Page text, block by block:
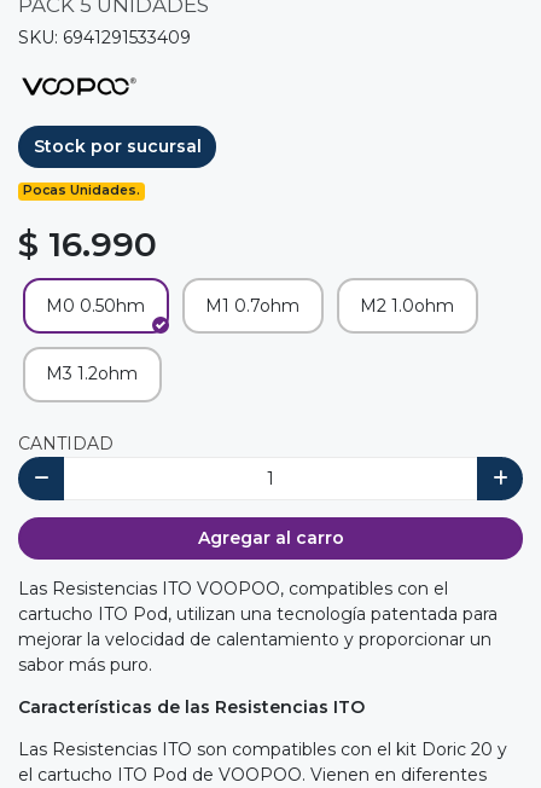
SKU: 6941291533409
Stock por sucursal
Pocas Unidades.
$ 16.990
M0 0.50hm M1 0.7ohm M2 1.0ohm
M3 1.2ohm
CANTIDAD
Agregar al carro
Las Resistencias ITO VOOPOO, compatibles con el
cartucho ITO Pod, utilizan una tecnología patentada para
mejorar la velocidad de calentamiento y proporcionar un
sabor más puro.
Características de las Resistencias ITO
Las Resistencias ITO son compatibles con el kit Doric 20 y
el cartucho ITO Pod de VOOPOO. Vienen en diferentes